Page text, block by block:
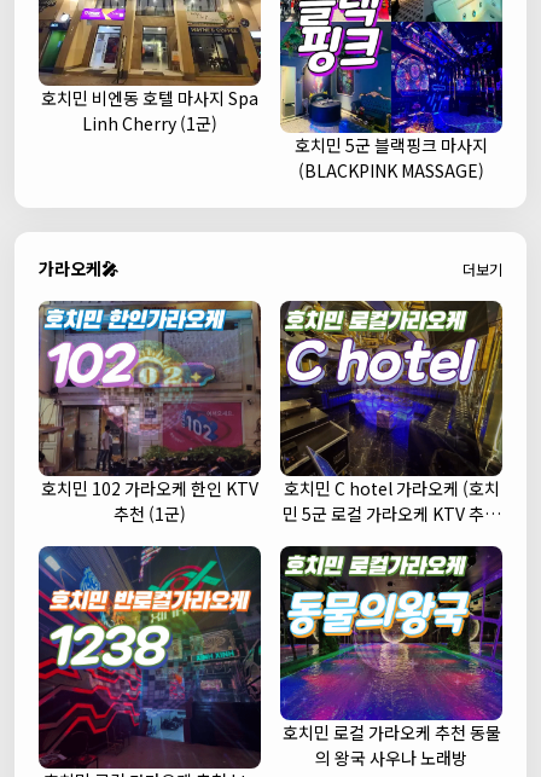
호치민 비엔동 호텔 마사지 Spa
Linh Cherry (1군)
호치민 5군 블랙핑크 마사지
(BLACKPINK MASSAGE)
가라오케🎤 더보기
호치민 102 가라오케 한인 KTV
추천 (1군)
호치민 C hotel 가라오케 (호치
민 5군 로컬 가라오케 KTV 추천
호치민 로컬 가라오케 추천 동물
의 왕국 사우나 노래방